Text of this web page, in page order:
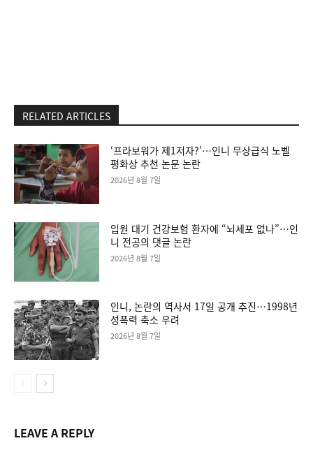
RELATED ARTICLES
‘프라보워가 제1저자?’…인니 무상급식 노벨
평화상 추천 논문 논란
2026년 8월 7일
입원 대기 건강보험 환자에 “뇌세포 없나”…인
니 전공의 댓글 논란
2026년 8월 7일
인니, 논란의 역사서 17일 공개 추진…1998년
성폭력 축소 우려
2026년 8월 7일
LEAVE A REPLY